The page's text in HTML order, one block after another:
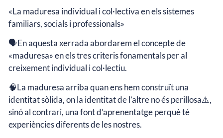
«La maduresa individual i col·lectiva en els sistemes
familiars, socials i professionals»
🗣️En aquesta xerrada abordarem el concepte de
«maduresa» en els tres criteris fonamentals per al
creixement individual i col·lectiu.
🧠La maduresa arriba quan ens hem construït una
identitat sòlida, on la identitat de l’altre no és perillosa⚠️,
sinó al contrari, una font d’aprenentatge perquè té
experiències diferents de les nostres.